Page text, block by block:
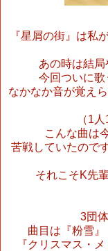
『星屑の街』は私
あの時は結
今回ついに歌
なかなか音が覚え
（1 人
こんな曲は
苦戦していたので
それこそK先
3団
曲目は『粉雪』
『クリスマス・